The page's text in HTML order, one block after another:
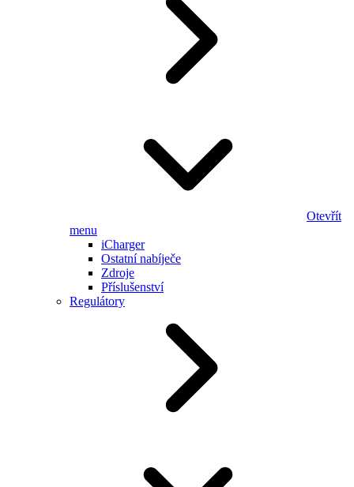
Otevřít
menu
iCharger
Ostatní nabíječe
Zdroje
Příslušenství
Regulátory